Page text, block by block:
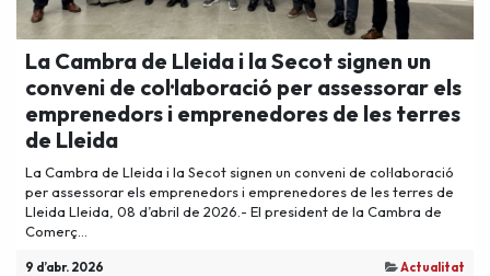
La Cambra de Lleida i la Secot signen un
conveni de col·laboració per assessorar els
emprenedors i emprenedores de les terres
de Lleida
La Cambra de Lleida i la Secot signen un conveni de col·laboració
per assessorar els emprenedors i emprenedores de les terres de
Lleida Lleida, 08 d’abril de 2026.- El president de la Cambra de
Comerç...
9 d’abr. 2026 Actualitat